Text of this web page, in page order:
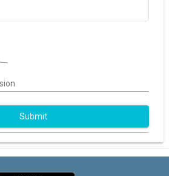
Submit